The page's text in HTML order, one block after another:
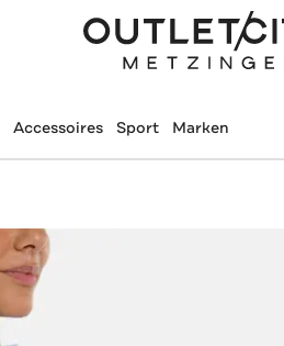
Accessoires Sport Marken